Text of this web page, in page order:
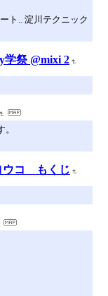
ト.. 淀川テクニック
学祭 @mixi 2
コ もくじ